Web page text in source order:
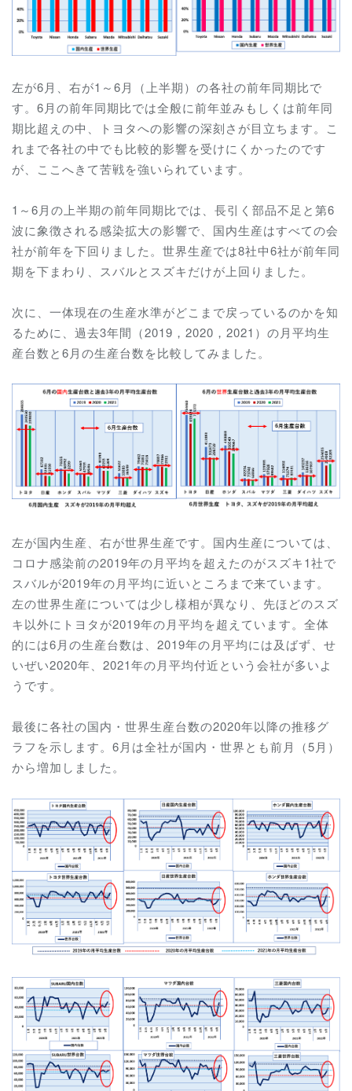
左が6月、右が1～6月（上半期）の各社の前年同期比で
す。6月の前年同期比では全般に前年並みもしくは前年同
期比超えの中、トヨタへの影響の深刻さが目立ちます。こ
れまで各社の中でも比較的影響を受けにくかったのです
が、ここへきて苦戦を強いられています。
1～6月の上半期の前年同期比では、長引く部品不足と第6
波に象徴される感染拡大の影響で、国内生産はすべての会
社が前年を下回りました。世界生産では8社中6社が前年同
期を下まわり、スバルとスズキだけが上回りました。
次に、一体現在の生産水準がどこまで戻っているのかを知
るために、過去3年間（2019，2020，2021）の月平均生
産台数と6月の生産台数を比較してみました。
左が国内生産、右が世界生産です。国内生産については、
コロナ感染前の2019年の月平均を超えたのがスズキ1社で
スバルが2019年の月平均に近いところまで来ています。
左の世界生産については少し様相が異なり、先ほどのスズ
キ以外にトヨタが2019年の月平均を超えています。全体
的には6月の生産台数は、2019年の月平均には及ばず、せ
いぜい2020年、2021年の月平均付近という会社が多いよ
うです。
最後に各社の国内・世界生産台数の2020年以降の推移グ
ラフを示します。6月は全社が国内・世界とも前月（5月）
から増加しました。